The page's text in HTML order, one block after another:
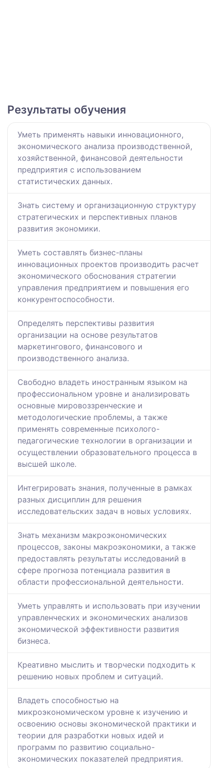
Результаты обучения
Уметь применять навыки инновационного,
экономического анализа производственной,
хозяйственной, финансовой деятельности
предприятия с использованием
статистических данных.
Знать систему и организационную структуру
стратегических и перспективных планов
развития экономики.
Уметь составлять бизнес-планы
инновационных проектов производить расчет
экономического обоснования стратегии
управления предприятием и повышения его
конкурентоспособности.
Определять перспективы развития
организации на основе результатов
маркетингового, финансового и
производственного анализа.
Свободно владеть иностранным языком на
профессиональном уровне и анализировать
основные мировоззренческие и
методологические проблемы, а также
применять современные психолого-
педагогические технологии в организации и
осуществлении образовательного процесса в
высшей школе.
Интегрировать знания, полученные в рамках
разных дисциплин для решения
исследовательских задач в новых условиях.
Знать механизм макроэкономических
процессов, законы макроэкономики, а также
предоставлять результаты исследований в
сфере прогноза потенциала развития в
области профессиональной деятельности.
Уметь управлять и использовать при изучении
управленческих и экономических анализов
экономической эффективности развития
бизнеса.
Креативно мыслить и творчески подходить к
решению новых проблем и ситуаций.
Владеть способностью на
микроэкономическом уровне к изучению и
освоению основы экономической практики и
теории для разработки новых идей и
программ по развитию социально-
экономических показателей предприятия.